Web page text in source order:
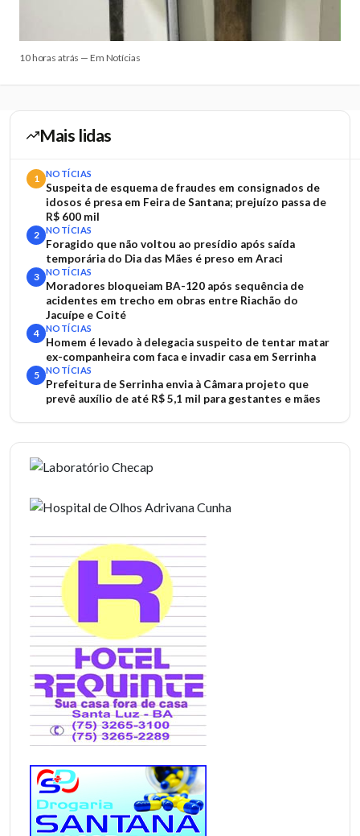
10 horas atrás — Em Notícias
Mais lidas
1 NOTÍCIAS
Suspeita de esquema de fraudes em consignados de
idosos é presa em Feira de Santana; prejuízo passa de
R$ 600 mil
2 NOTÍCIAS
Foragido que não voltou ao presídio após saída
temporária do Dia das Mães é preso em Araci
3 NOTÍCIAS
Moradores bloqueiam BA-120 após sequência de
acidentes em trecho em obras entre Riachão do
Jacuípe e Coité
4 NOTÍCIAS
Homem é levado à delegacia suspeito de tentar matar
ex-companheira com faca e invadir casa em Serrinha
5 NOTÍCIAS
Prefeitura de Serrinha envia à Câmara projeto que
prevê auxílio de até R$ 5,1 mil para gestantes e mães